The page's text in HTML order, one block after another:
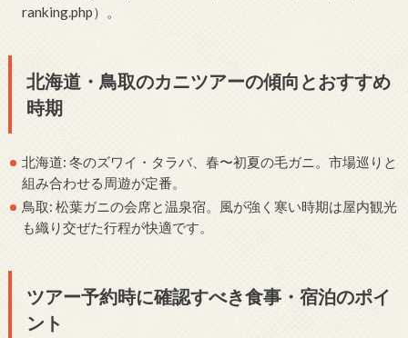
ranking.php）。
北海道・鳥取のカニツアーの傾向とおすすめ
時期
北海道: 冬のズワイ・タラバ、春〜初夏の毛ガニ。市場巡りと
組み合わせる周遊が定番。
鳥取: 松葉ガニの会席と温泉宿。風が強く寒い時期は屋内観光
も織り交ぜた行程が快適です。
ツアー予約時に確認すべき食事・宿泊のポイ
ント